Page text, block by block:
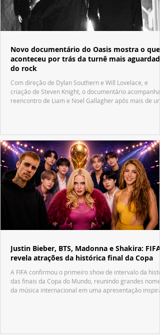
Novo documentário do Oasis mostra o que
aconteceu por trás da turnê mais aguardada
do rock
Com direção de Dylan Southern e Will Lovelace, e
criação de Steven Knight, o documentário acompanha
reencontro de Liam e Noel Gallagher após mais de
Justin Bieber, BTS, Madonna e Shakira: FIFA
revela atrações da histórica final da Copa
A FIFA confirmou o primeiro show de intervalo da
das finais da Copa do Mundo, reunindo grandes nomes
da música internacional em uma apresentação